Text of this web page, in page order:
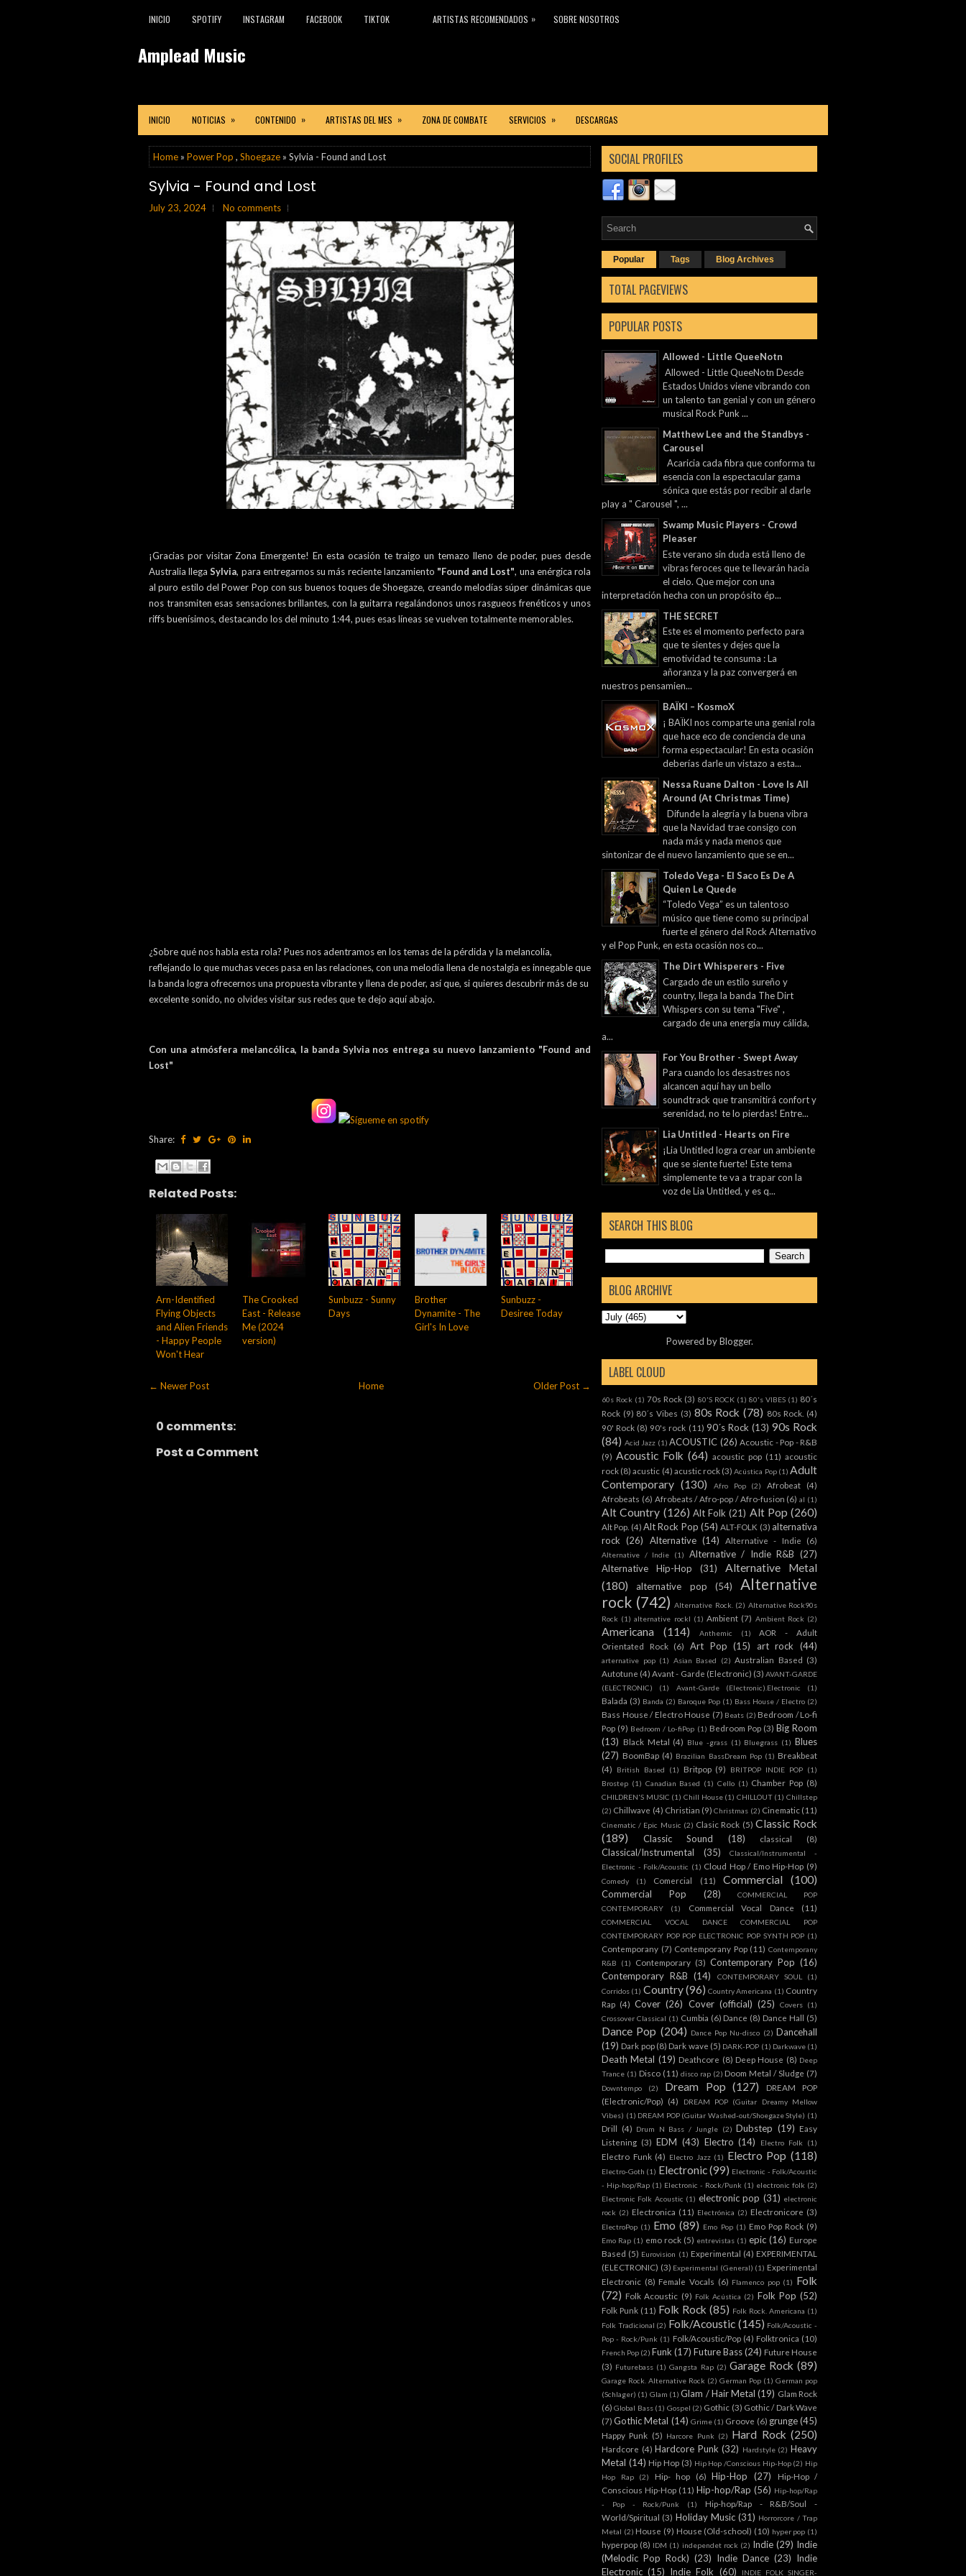
INICIO SPOTIFY INSTAGRAM FACEBOOK TIKTOK ARTISTAS RECOMENDADOS » SOBRE NOSOTROS
Amplead Music
INICIO NOTICIAS » CONTENIDO » ARTISTAS DEL MES » ZONA DE COMBATE SERVICIOS » DESCARGAS
Home » Power Pop , Shoegaze » Sylvia - Found and Lost
Sylvia - Found and Lost
July 23, 2024 No comments
¡Gracias por visitar Zona Emergente! En esta ocasión te traigo un temazo lleno de poder, pues desde
Australia llegaSylvia, para entregarnos su más reciente lanzamiento "Found and Lost", una enérgica rola
al puro estilo del Power Pop con sus buenos toques de Shoegaze, creando melodías súper dinámicas que
nos transmiten esas sensaciones brillantes, con la guitarra regalándonos unos rasgueos frenéticos y unos
riffs buenísimos, destacando los del minuto 1:44, pues esas líneas se vuelven totalmente memorables.
¿Sobre qué nos habla esta rola? Pues nos adentramos en los temas de la pérdida y la melancolía,
reflejando lo que muchas veces pasa en las relaciones, con una melodía llena de nostalgia es innegable que
la banda logra ofrecernos una propuesta vibrante y llena de poder, así que, si quieres descubrir más de su
excelente sonido, no olvides visitar sus redes que te dejo aquí abajo.
Con una atmósfera melancólica, la banda Sylvia nos entrega su nuevo lanzamiento "Found and
Lost"
Share:
Related Posts:
Arn-Identified
Flying Objects
and Alien Friends
- Happy People
Won't Hear
The Crooked
East - Release
Me (2024
version)
Sunbuzz - Sunny
Days
Brother
Dynamite - The
Girl's In Love
Sunbuzz -
Desiree Today
← Newer Post Older Post →
Home
0 comments:
Post a Comment
SOCIAL PROFILES
Popular Tags Blog Archives
TOTAL PAGEVIEWS
POPULAR POSTS
Allowed - Little QueeNotn
Allowed - Little QueeNotn Desde
Estados Unidos viene vibrando con
un talento tan genial y con un género
musical Rock Punk ...
Matthew Lee and the Standbys -
Carousel
Acaricia cada fibra que conforma tu
esencia con la espectacular gama
sónica que estás por recibir al darle
play a " Carousel ", ...
Swamp Music Players - Crowd
Pleaser
Este verano sin duda está lleno de
vibras feroces que te llevarán hacia
el cielo. Que mejor con una
interpretación hecha con un propósito ép...
THE SECRET
Este es el momento perfecto para
que te sientes y dejes que la
emotividad te consuma : La
añoranza y la paz convergerá en
nuestros pensamien...
BAÏKI – KosmoX
¡ BAÏKI nos comparte una genial rola
que hace eco de conciencia de una
forma espectacular! En esta ocasión
deberías darle un vistazo a esta...
Nessa Ruane Dalton - Love Is All
Around (At Christmas Time)
Difunde la alegría y la buena vibra
que la Navidad trae consigo con
nada más y nada menos que
sintonizar de el nuevo lanzamiento que se en...
Toledo Vega - El Saco Es De A
Quien Le Quede
“Toledo Vega” es un talentoso
músico que tiene como su principal
fuerte el género del Rock Alternativo
y el Pop Punk, en esta ocasión nos co...
The Dirt Whisperers - Five
Cargado de un estilo sureño y
country, llega la banda The Dirt
Whispers con su tema "Five" ,
cargado de una energía muy cálida,
a...
For You Brother - Swept Away
Para cuando los desastres nos
alcancen aquí hay un bello
soundtrack que transmitirá confort y
serenidad, no te lo pierdas! Entre...
Lia Untitled - Hearts on Fire
¡Lia Untitled logra crear un ambiente
que se siente fuerte! Este tema
simplemente te va a trapar con la
voz de Lia Untitled, y es q...
SEARCH THIS BLOG
BLOG ARCHIVE
Powered byBlogger.
LABEL CLOUD
60s Rock (1) 70s Rock (3) 80'S ROCK (1) 80's VIBES (1) 80´s
Rock (9) 80´s Vibes (3) 80s Rock (78) 80s Rock. (4)
90' Rock (8) 90's rock (11) 90´s Rock (13) 90s Rock
(84) Acid Jazz (1) ACOUSTIC (26) Acoustic - Pop - R&B
(9) Acoustic Folk (64) acoustic pop (11) acoustic
rock (8) acustic (4) acustic rock (3) Acústica Pop (1) Adult
Contemporary (130) Afro Pop (2) Afrobeat
(4)
Afrobeats (6) Afrobeats / Afro-pop / Afro-fusion (6) al (1)
Alt Country (126) Alt Folk (21) Alt Pop (260)
Alt Pop. (4) Alt Rock Pop (54) ALT-FOLK (3) alternativa
rock (26) Alternative (14) Alternative - Indie (6)
Alternative / Indie (1) Alternative / Indie R&B (27)
Alternative Hip-Hop
(31)
Alternative Metal
(180)
alternative pop (54)
Alternative
rock (742) Alternative Rock. (2) Alternative Rock90s
Rock (1) alternative rockl (1) Ambient (7) Ambient Rock (2)
Americana (114) Anthemic (1)
AOR - Adult
Orientated Rock (6) Art Pop (15) art rock (44)
arternative pop (1) Asian Based (2) Australian Based (3)
Autotune (4) Avant - Garde (Electronic) (3) AVANT-GARDE
(ELECTRONIC)
(1) Avant-Garde (Electronic).Electronic (1)
Balada (3) Banda (2) Baroque Pop (1) Bass House / Electro (2)
Bass House / Electro House (7) Beats (2) Bedroom / Lo-fi
Pop (9) Bedroom / Lo-fiPop (1) Bedroom Pop (3) Big Room
(13) Black Metal (4) Blue -grass (1) Bluegrass (1) Blues
(27) BoomBap (4) Brazilian BassDream Pop (1) Breakbeat
(4)
British Based (1) Britpop (9) BRITPOP INDIE POP (1)
Brostep (1) Canadian Based (1) Cello (1) Chamber Pop (8)
CHILDREN'S MUSIC (1) Chill House (1) CHILLOUT (1) Chillstep
(2) Chillwave (4) Christian (9) Christmas (2) Cinematic (11)
Cinematic / Epic Music (2) Clasic Rock (5) Classic Rock
(189)
Classic Sound (18) classical (8)
Classical/Instrumental (35)
Classical/Instrumental -
Electronic - Folk/Acoustic (1) Cloud Hop / Emo Hip-Hop (9)
Comedy (1) Comercial (11) Commercial (100)
Commercial Pop (28)
COMMERCIAL POP
CONTEMPORARY
(1) Commercial Vocal Dance (11)
COMMERCIAL VOCAL DANCE COMMERCIAL POP
CONTEMPORARY POP POP ELECTRONIC POP SYNTH POP (1)
Contemporany (7) Contemporany Pop (11) Contemporany
R&B
(1) Contemporary (3) Contemporary Pop (16)
Contemporary R&B (14) CONTEMPORARY SOUL
(1)
Corridos (1) Country(96) Country Americana (1) Country
Rap (4) Cover (26) Cover (official) (25) Covers (1)
Crossover Classical (1) Cumbia (6) Dance (8) Dance Hall (5)
Dance Pop (204) Dance Pop Nu-disco (2) Dancehall
(19) Dark pop (8) Dark wave (5) DARK-POP (1) Darkwave (1)
Death Metal (19) Deathcore (8) Deep House (8) Deep
Trance (1) Disco (11) disco rap (2) Doom Metal / Sludge (7)
Downtempo (2) Dream Pop (127)
DREAM POP
(Electronic/Pop) (4)
DREAM POP (Guitar Dreamy Mellow
Vibes) (1) DREAM POP (Guitar Washed-out/Shoegaze Style) (1)
Drill (4) Drum N Bass / Jungle (2) Dubstep (19) Easy
Listening (3) EDM (43) Electro (14) Electro Folk (1)
Electro Funk (4) Electro Jazz (1) Electro Pop (118)
Electro-Goth (1) Electronic(99) Electronic - Folk/Acoustic
- Hip-hop/Rap (1) Electronic - Rock/Punk (1) electronic folk (2)
Electronic Folk Acoustic (1) electronic pop (31) electronic
rock (2) Electronica (11) Electrónica (2) Electronicore (3)
ElectroPop (1) Emo (89) Emo Pop (1) Emo Pop Rock (9)
Emo Rap (1) emo rock (5) entrevistas (1) epic (16) Europe
Based (5) Eurovision (1) Experimental (4) EXPERIMENTAL
(ELECTRONIC) (3) Experimental (General) (1) Experimental
Electronic (8) Female Vocals (6) Flamenco pop (1) Folk
(72) Folk Acoustic (9) Folk Acústica (2) Folk Pop (52)
Folk Punk (11) Folk Rock (85) Folk Rock. Americana (1)
Folk Tradicional (2) Folk/Acoustic (145) Folk/Acoustic -
Pop - Rock/Punk (1) Folk/Acoustic/Pop (4) Folktronica (10)
French Pop (2) Funk (17) Future Bass(24) Future House
(3) Futurebass (1) Gangsta Rap (2) Garage Rock (89)
Garage Rock. Alternative Rock (2) German Pop (1) German pop
(Schlager) (1) Glam (1) Glam / Hair Metal (19) Glam Rock
(6) Global Bass (1) Gospel (2) Gothic (3) Gothic / Dark Wave
(7) Gothic Metal (14) Grime (1) Groove (6) grunge (45)
Happy Punk (5) Harcore Punk (2) Hard Rock (250)
Hardcore (4) Hardcore Punk (32) Hardstyle (2) Heavy
Metal (14) Hip Hop (3) Hip Hop /Conscious Hip-Hop (2) Hip
Hop Rap
(2) Hip- hop (6) Hip-Hop (27)
Hip-Hop /
Conscious Hip-Hop (11) Hip-hop/Rap (56) Hip-hop/Rap
- Pop - Rock/Punk
(1)
Hip-hop/Rap - R&B/Soul -
World/Spiritual (3) Holiday Music (31) Horrorcore / Trap
Metal (2) House (9) House (Old-school) (10) hyper pop (1)
hyperpop (8) IDM (1) independet rock (2) Indie (29) Indie
(Melodic Pop Rock) (23) Indie Dance (23) Indie
Electronic (15) Indie Folk (60) INDIE FOLK SINGER-